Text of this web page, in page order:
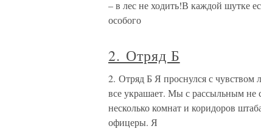
– в лес не ходить!В каждой шутке
особого
2. Отряд Б
2. Отряд Б Я проснулся с чувством
все украшает. Мы с рассыльным не
несколько комнат и коридоров
офицеры. Я